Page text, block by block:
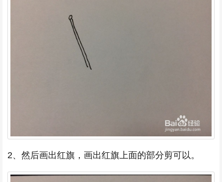
2、然后画出红旗，画出红旗上面的部分剪可以。